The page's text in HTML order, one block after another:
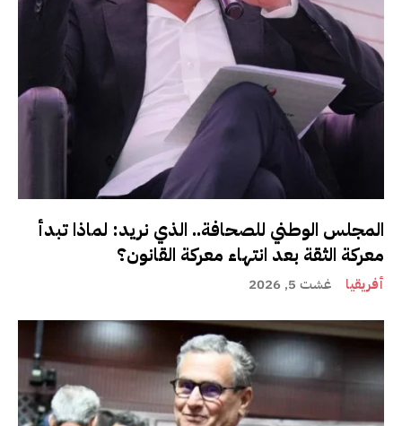
المجلس الوطني للصحافة.. الذي نريد: لماذا تبدأ
معركة الثقة بعد انتهاء معركة القانون؟
أفريقيا غشت 5, 2026